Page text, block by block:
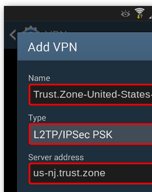
Trust.Zone-United-
us-nj.trust.zone